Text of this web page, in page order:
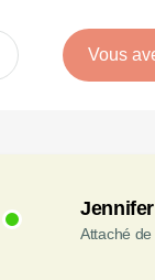
Vous
Attaché